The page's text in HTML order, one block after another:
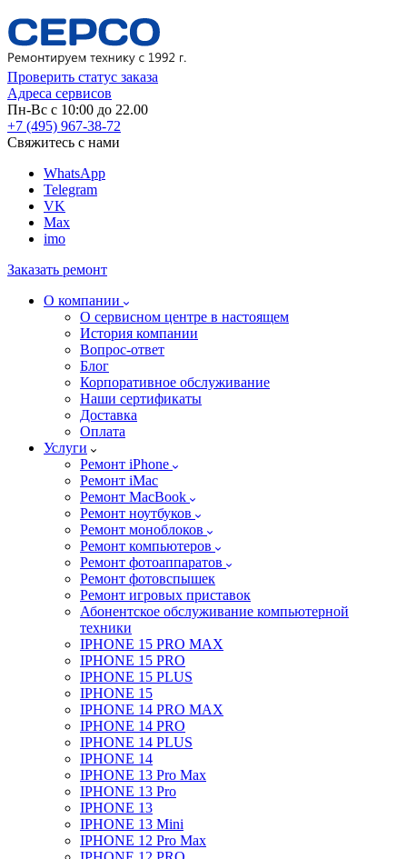
Проверить статус заказа
Адреса сервисов
Пн-Вс с 10:00 до 22.00
+7 (495) 967-38-72
Свяжитесь с нами
WhatsApp
Telegram
VK
Max
imo
Заказать ремонт
О компании
О сервисном центре в настоящем
История компании
Вопрос-ответ
Блог
Корпоративное обслуживание
Наши сертификаты
Доставка
Оплата
Услуги
Ремонт iPhone
Ремонт iMac
Ремонт MacBook
Ремонт ноутбуков
Ремонт моноблоков
Ремонт компьютеров
Ремонт фотоаппаратов
Ремонт фотовспышек
Ремонт игровых приставок
Абонентское обслуживание компьютерной
техники
IPHONE 15 PRO MAX
IPHONE 15 PRO
IPHONE 15 PLUS
IPHONE 15
IPHONE 14 PRO MAX
IPHONE 14 PRO
IPHONE 14 PLUS
IPHONE 14
IPHONE 13 Pro Max
IPHONE 13 Pro
IPHONE 13
IPHONE 13 Mini
IPHONE 12 Pro Max